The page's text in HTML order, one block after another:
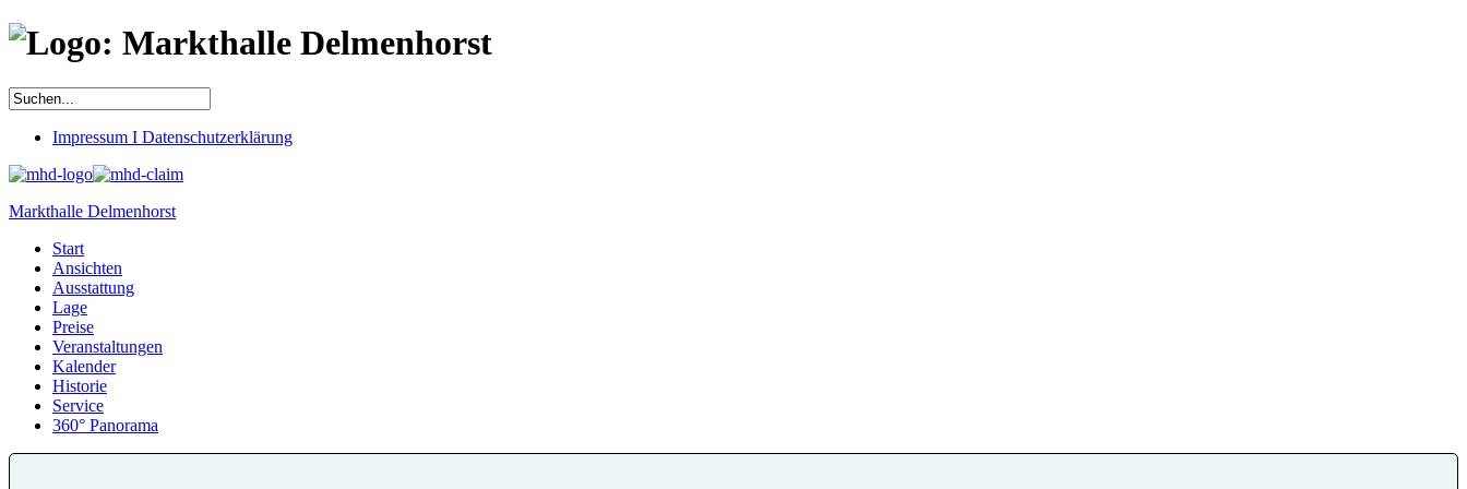
Impressum I Datenschutzerklärung
Markthalle Delmenhorst
Start
Ansichten
Ausstattung
Lage
Preise
Veranstaltungen
Kalender
Historie
Service
360° Panorama